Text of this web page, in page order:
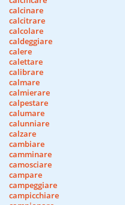
calcinare
calcitrare
calcolare
caldeggiare
calere
calettare
calibrare
calmare
calmierare
calpestare
calumare
calunniare
calzare
cambiare
camminare
camosciare
campare
campeggiare
campicchiare